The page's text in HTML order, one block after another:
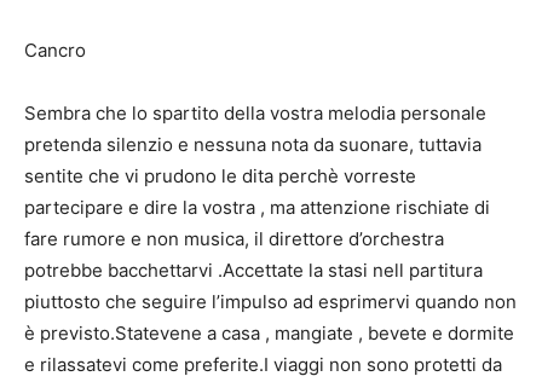
Cancro
Sembra che lo spartito della vostra melodia personale
pretenda silenzio e nessuna nota da suonare, tuttavia
sentite che vi prudono le dita perchè vorreste
partecipare e dire la vostra , ma attenzione rischiate di
fare rumore e non musica, il direttore d’orchestra
potrebbe bacchettarvi .Accettate la stasi nell partitura
piuttosto che seguire l’impulso ad esprimervi quando non
è previsto.Statevene a casa , mangiate , bevete e dormite
e rilassatevi come preferite.I viaggi non sono protetti da